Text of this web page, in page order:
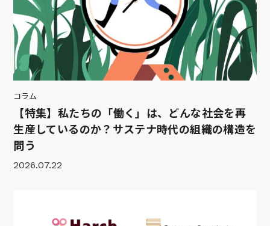
コラム
【特集】私たちの「働く」は、どんな社会を再
生産しているのか？サステナ時代の組織の構造を
問う
2026.07.22